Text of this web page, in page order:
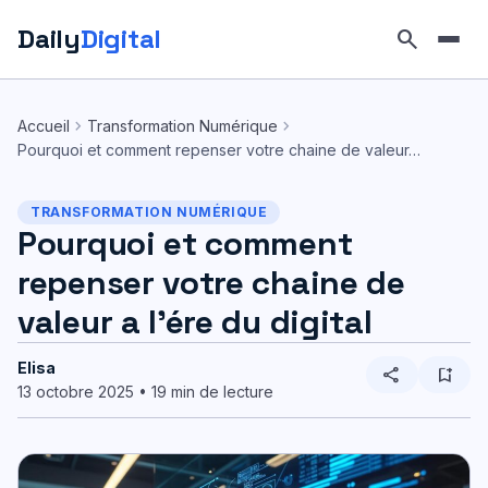
DailyDigital search
contenu
Accueil chevron_right Transformation Numérique chevron_right
Pourquoi et comment repenser votre chaine de valeur…
TRANSFORMATION NUMÉRIQUE
Pourquoi et comment
repenser votre chaine de
valeur a l’ére du digital
Elisa
13 octobre 2025 • 19 min de lecture
share bookmark_add